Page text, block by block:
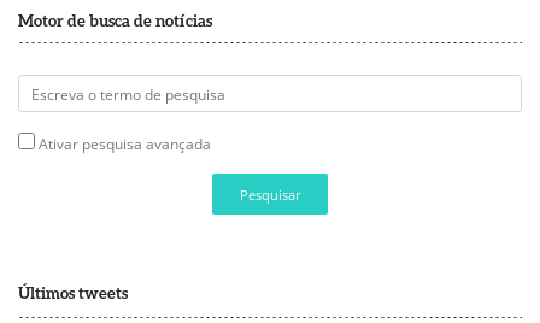
Motor de busca de notícias
Ativar pesquisa avançada
Pesquisar
Últimos tweets